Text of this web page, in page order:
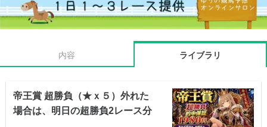
内容 ライブラリ
帝王賞 超勝負（★ｘ５）外れた
場合は、明日の超勝負2レース分